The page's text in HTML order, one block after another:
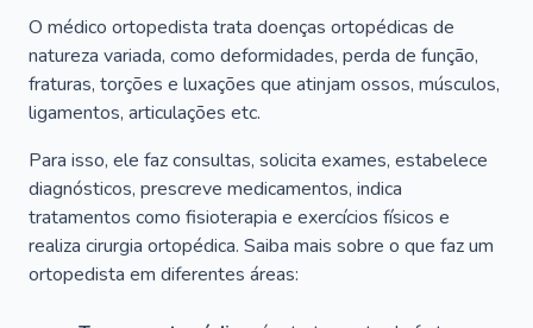
O médico ortopedista trata doenças ortopédicas de
natureza variada, como deformidades, perda de função,
fraturas, torções e luxações que atinjam ossos, músculos,
ligamentos, articulações etc.
Para isso, ele faz consultas, solicita exames, estabelece
diagnósticos, prescreve medicamentos, indica
tratamentos como fisioterapia e exercícios físicos e
realiza cirurgia ortopédica. Saiba mais sobre o que faz um
ortopedista em diferentes áreas: